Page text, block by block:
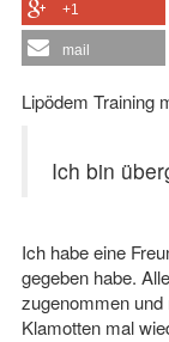
+1
mail
Lipödem Training
Ich bin
Ich habe eine
gegeben habe.
zugenommen
Klamotten mal